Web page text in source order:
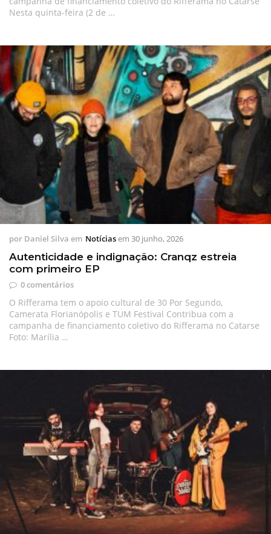
Nesta quinta-feira (2 de …
por Daniel Silva em Notíciasem 30 junho, 2026
Autenticidade e indignação: Cranqz estreia
com primeiro EP
0 comentários
O Rifferama tem o apoio cultural de 30 Por Segundo,
Camerata Florianópolis e TUM Festival Contribua com a
campanha de financiamento coletivo do Rifferama no Catarse
Foto: Marília …